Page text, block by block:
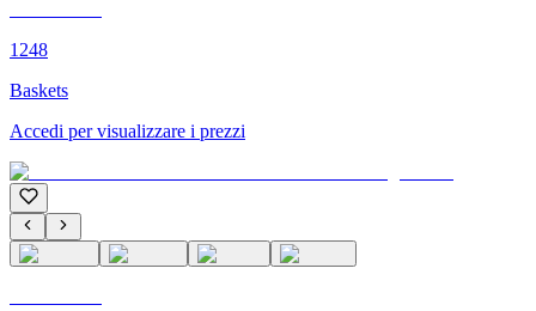
1248
Baskets
Accedi per visualizzare i prezzi